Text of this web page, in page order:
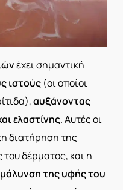
έχει σημαντική
ιστούς(οι οποίοι
αυξάνοντας
ελαστίνης. Αυτές οι
διατήρηση της
του δέρματος, και η
της υφής του